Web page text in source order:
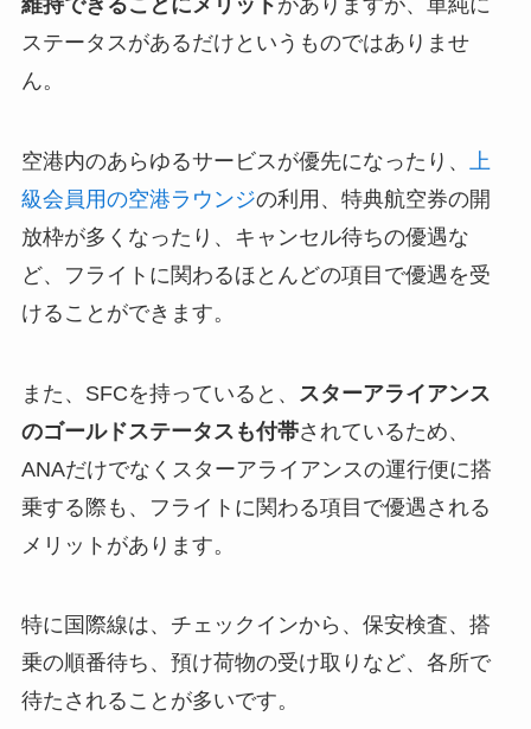
ステータスがあるだけというものではありませ
ん。
空港内のあらゆるサービスが優先になったり、
上
級会員用の空港ラウンジの利用、特典航空券の開
放枠が多くなったり、キャンセル待ちの優遇な
ど、フライトに関わるほとんどの項目で優遇を受
けることができます。
また、SFCを持っていると、
スターアライアンス
のゴールドステータスも付帯されているため、
ANAだけでなくスターアライアンスの運行便に搭
乗する際も、フライトに関わる項目で優遇される
メリットがあります。
特に国際線は、チェックインから、保安検査、搭
乗の順番待ち、預け荷物の受け取りなど、各所で
待たされることが多いです。